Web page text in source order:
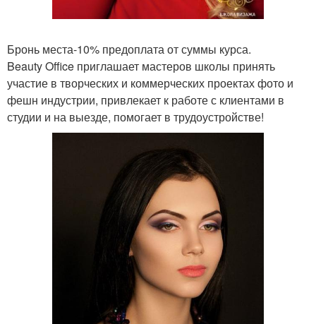
Бронь места-10% предоплата от суммы курса.
Beauty Office приглашает мастеров школы принять
участие в творческих и коммерческих проектах фото и
фешн индустрии, привлекает к работе с клиентами в
студии и на выезде, помогает в трудоустройстве!